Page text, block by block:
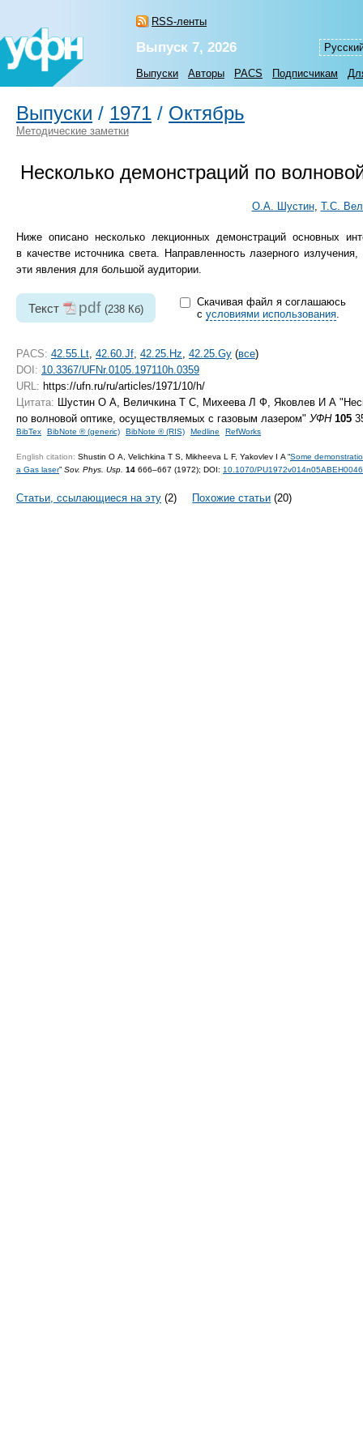
RSS-ленты
Выпуск 7, 2026
Выпуски Авторы PACS Подписчикам
Выпуски / 1971 / Октябрь
Методические заметки
Несколько демонстраций по
О.А. Шустин, Т.С.
Ниже описано несколько лекционных демонстраций основных
в качестве источника света. Направленность лазерного
эти явления для большой аудитории.
Текст pdf (238 Кб)
Скачивая файл я соглашаюсь
с условиями использования.
PACS: 42.55.Lt 42.60.Jf 42.25.Hz 42.25.Gy (все)
DOI: 10.3367/UFNr.0105.197110h.0359
URL: https://ufn.ru/ru/articles/1971/10/h/
Цитата: Шустин О А, Величкина Т С, Михеева Л Ф, Яковлев И А
по волновой оптике, осуществляемых с газовым лазером" УФН 105
BibTex BibNote ® (generic) BibNote ® (RIS) Medline RefWorks
English citation: Shustin O A, Velichkina T S, Mikheeva L F, Yakovlev I A “Some
a Gas laser” Sov. Phys. Usp. 14 666–667 (1972); DOI: 10.1070/
Статьи, ссылающиеся на эту (2) Похожие статьи (20)